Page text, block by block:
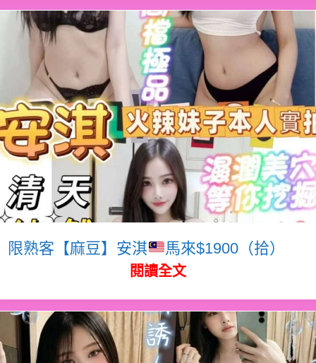
限熟客【麻豆】安淇 馬來$1900（拾）
閱讀全文